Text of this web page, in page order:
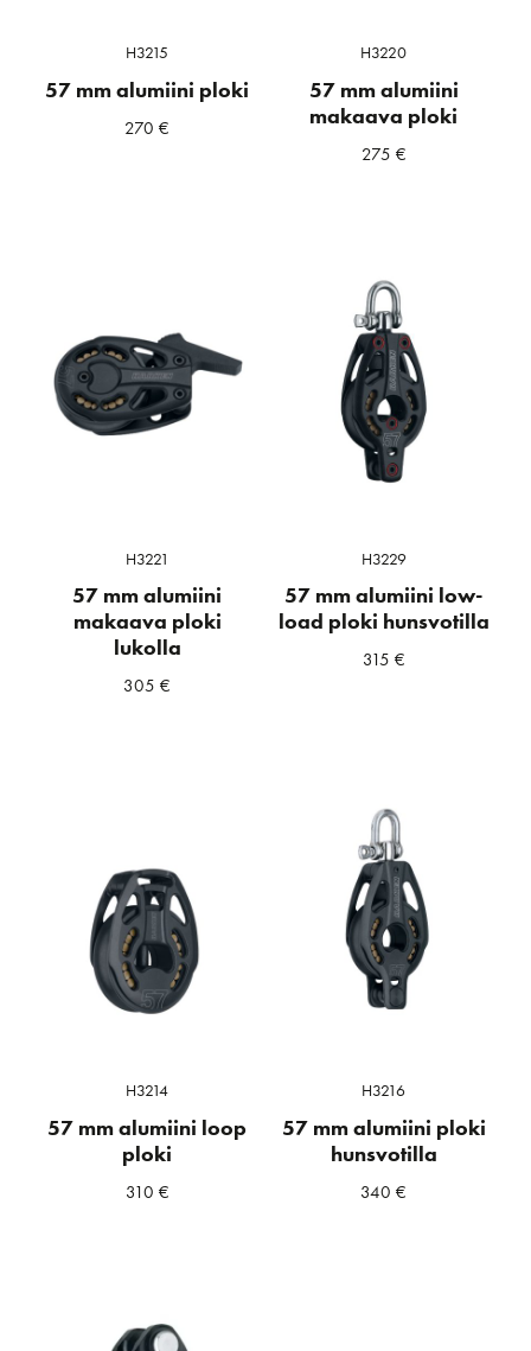
H3215
57 mm alumiini ploki
270€
H3220
57 mm alumiini
makaava ploki
275 €
H3221
57 mm alumiini
makaava ploki
lukolla
305€
H3229
57 mm alumiini low-
load ploki hunsvotilla
315 €
H3214
57 mm alumiini loop
ploki
310 €
H3216
57 mm alumiini ploki
hunsvotilla
340€